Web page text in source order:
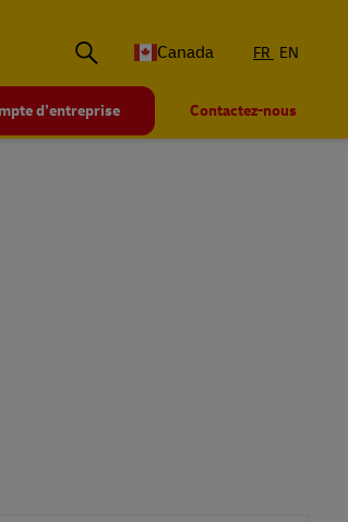
Canada
FR EN
d’entreprise Contactez-nous